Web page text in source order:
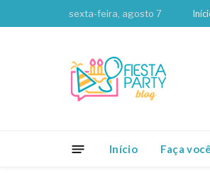
sexta-feira, agosto 7
Início Faça